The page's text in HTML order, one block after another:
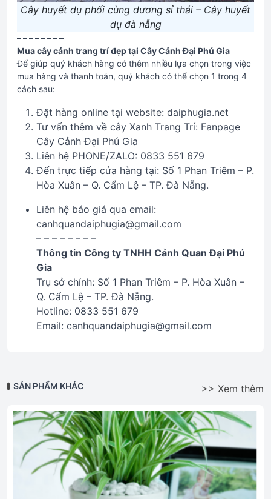
Cây huyết dụ phối cùng dương sỉ thái – Cây huyết
dụ đà nẵng
– – – – – – – –
Mua cây cảnh trang trí đẹp tại Cây Cảnh Đại Phú Gia
Để giúp quý khách hàng có thêm nhiều lựa chọn trong việc
mua hàng và thanh toán, quý khách có thể chọn 1 trong 4
cách sau:
Đặt hàng online tại website: daiphugia.net
Tư vấn thêm về cây Xanh Trang Trí: Fanpage
Cây Cảnh Đại Phú Gia
Liên hệ PHONE/ZALO: 0833 551 679
Đến trực tiếp cửa hàng tại: Số 1 Phan Triêm – P.
Hòa Xuân – Q. Cẩm Lệ – TP. Đà Nẵng.
Liên hệ báo giá qua email:
canhquandaiphugia@gmail.com
– – – – – – – –
Thông tin Công ty TNHH Cảnh Quan Đại Phú
Gia
Trụ sở chính: Số 1 Phan Triêm – P. Hòa Xuân –
Q. Cẩm Lệ – TP. Đà Nẵng.
Hotline: 0833 551 679
Email: canhquandaiphugia@gmail.com
SẢN PHẨM KHÁC >> Xem thêm